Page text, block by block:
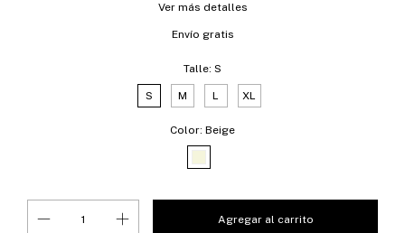
Ver más detalles
Envío gratis
Talle: S
S M L XL
Color: Beige